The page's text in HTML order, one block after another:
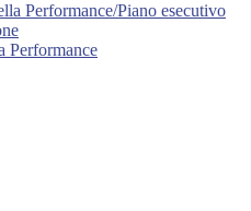
Performance/Piano esecutivo
Performance